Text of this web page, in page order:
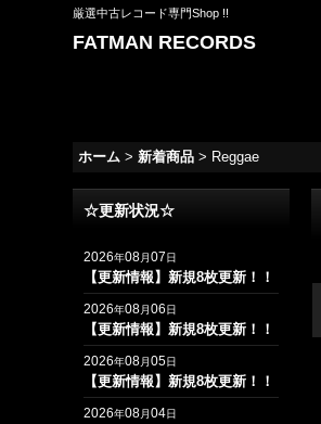
厳選中古レコード専門Shop !!
FATMAN RECORDS
ホーム > 新着商品 > Reggae
☆更新状況☆
2026年08月07日
【更新情報】新規8枚更新！！
2026年08月06日
【更新情報】新規8枚更新！！
2026年08月05日
【更新情報】新規8枚更新！！
2026年08月04日